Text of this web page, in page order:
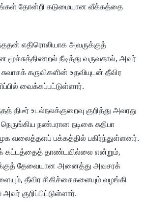
தோன்றி கடுமையான வீக்கத்தை
எதிரொலியாக அவருக்குத்
மூச்சுத்திணறல் நீடித்து வருவதால், அவர்
கருவிகளின் உதவியுடன் தீவிர
வைக்கப்பட்டுள்ளார்.
திடீர் உடல்நலக்குறைவு குறித்து அவரது
நண்பரான நடிகை சுதிபா
வலைத்தளப் பக்கத்தில் பகிர்ந்துள்ளனர்.
கட்டத்தைத் தாண்டவில்லை என்றும்,
தேவையான அனைத்து அவசரக்
தீவிர சிகிச்சைகளையும் வழங்கி
குறிப்பிட்டுள்ளார்.